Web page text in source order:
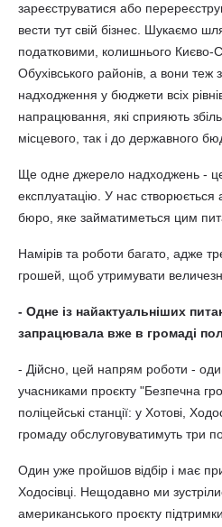
зареєструватися або
вести тут свій бізнес. Шукаємо
податковими, колишнього Києво-
Обухівського районів, а вони теж
надходження у бюджети всіх
напрацювання, які сприяють
місцевого, так і до державного
Ще одне джерело надходжень -
експлуатацію. У нас створюється
бюро, яке займатиметься цим
Намірів та роботи багато, адже
грошей, щоб утримувати
- Одне із найактуальніших
запрацювала вже в громаді
- Дійсно, цей напрям роботи -
учасниками проєкту "Безпечна
поліцейські станції: у Хотові,
громаду обслуговуватимуть три
Один уже пройшов відбір і має
Ходосівці. Нещодавно ми
американського проєкту